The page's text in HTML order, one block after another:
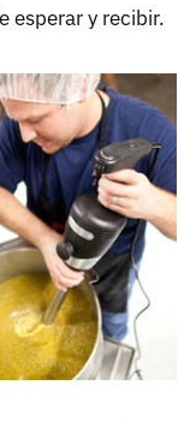
esperar y recibir.